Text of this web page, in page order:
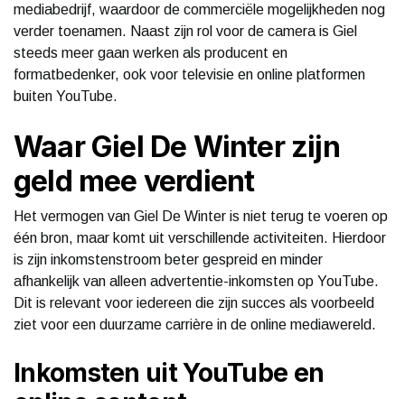
mediabedrijf, waardoor de commerciële mogelijkheden nog
verder toenamen. Naast zijn rol voor de camera is Giel
steeds meer gaan werken als producent en
formatbedenker, ook voor televisie en online platformen
buiten YouTube.
Waar Giel De Winter zijn
geld mee verdient
Het vermogen van Giel De Winter is niet terug te voeren op
één bron, maar komt uit verschillende activiteiten. Hierdoor
is zijn inkomstenstroom beter gespreid en minder
afhankelijk van alleen advertentie-inkomsten op YouTube.
Dit is relevant voor iedereen die zijn succes als voorbeeld
ziet voor een duurzame carrière in de online mediawereld.
Inkomsten uit YouTube en